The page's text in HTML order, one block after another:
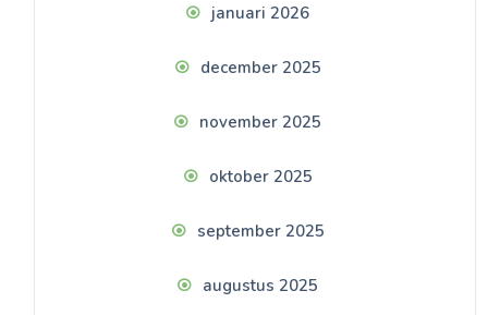
januari 2026
december 2025
november 2025
oktober 2025
september 2025
augustus 2025